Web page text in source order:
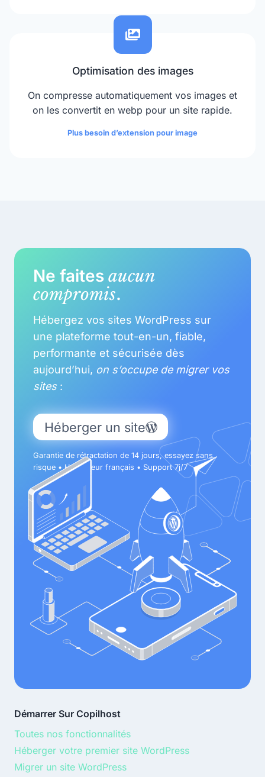
Optimisation des images
On compresse automatiquement vos images et
on les convertit en webp pour un site rapide.
Plus besoin d’extension pour image
Ne faites aucun
compromis.
Hébergez vos sites WordPress sur
une plateforme tout-en-un, fiable,
performante et sécurisée dès
aujourd’hui, on s’occupe de migrer vos
sites :
Héberger un site
Garantie de rétractation de 14 jours, essayez sans
risque • Hébergeur français • Support 7j/7
Démarrer Sur Copilhost
Toutes nos fonctionnalités
Héberger votre premier site WordPress
Migrer un site WordPress